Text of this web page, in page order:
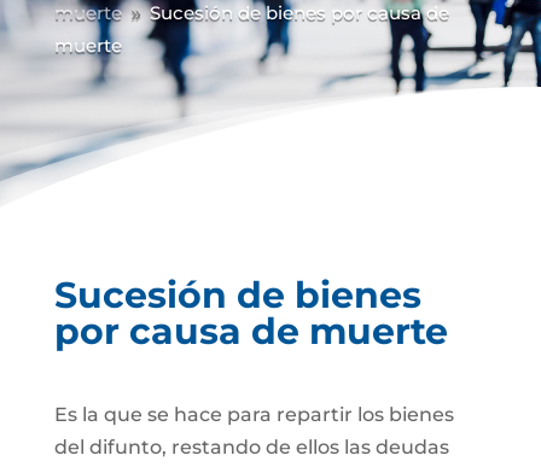
muerte 9 Sucesión de bienes por causa de
muerte
Sucesión de bienes
por causa de muerte
Es la que se hace para repartir los bienes
del difunto, restando de ellos las deudas